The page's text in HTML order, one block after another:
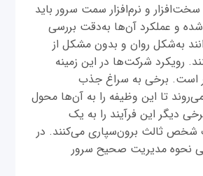
و نرم‌افزار سمت سرور باید
و عملکرد آن‌ها به‌دقت بررسی
به‌شکل روان و بدون مشکل از
رویکرد شرکت‌ها در این زمینه
است. برخی به سراغ جذب
تا این وظیفه را به آن‌ها محول
دیگر این فرآیند را به یک
شخص ثالث برون‌سپاری می‌کنند. در
نحوه مدیریت صحیح سرور